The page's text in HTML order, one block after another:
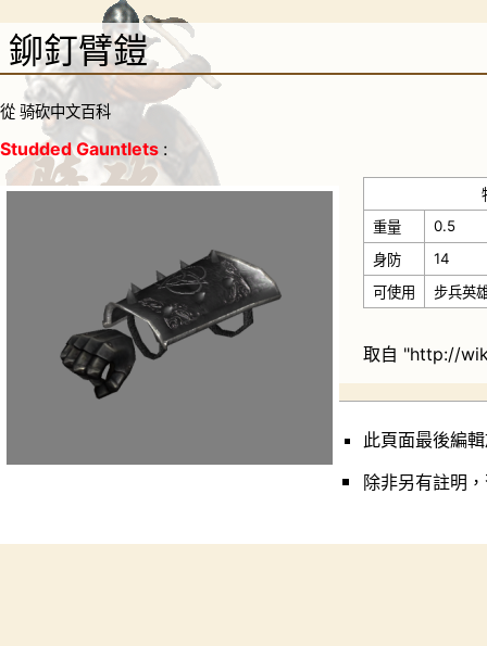
鉚釘臂鎧
從 骑砍中文百科
Studded Gauntlets :
重量
0.5
身防
14
可使用
步兵英
取自 "http://
此頁面最後編
除非另有註明